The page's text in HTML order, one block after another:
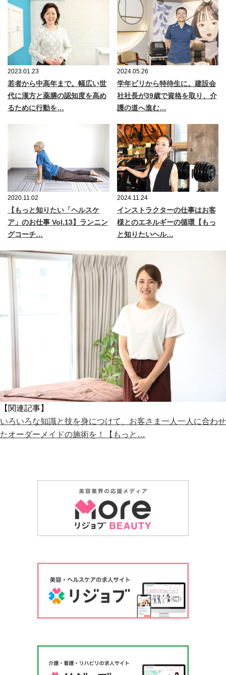
2023.01.23
若者から中高年まで。幅広い世
代に漢方と薬膳の認知度を高め
るために行動を…
2024.05.26
学年ビリから特待生に。建設会
社社長が39歳で資格を取り、介
護の道へ進む…
2020.11.02
【もっと知りたい「ヘルスケ
ア」のお仕事 Vol.13】ランニン
グコーチ…
2024.11.24
インストラクターの仕事はお客
様とのエネルギーの循環【もっ
と知りたいヘル…
【関連記事】
いろいろな知識と技を身につけて、お客さま一人一人に合わせ
たオーダーメイドの施術を！【もっと…